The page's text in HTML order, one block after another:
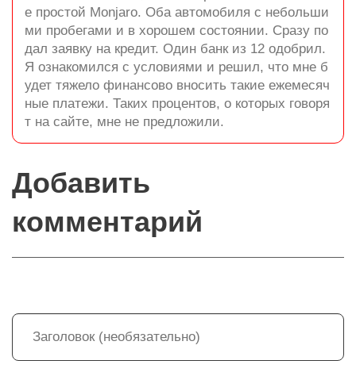
е простой Monjaro. Оба автомобиля с небольши
ми пробегами и в хорошем состоянии. Сразу по
дал заявку на кредит. Один банк из 12 одобрил.
Я ознакомился с условиями и решил, что мне б
удет тяжело финансово вносить такие ежемесяч
ные платежи. Таких процентов, о которых говоря
т на сайте, мне не предложили.
Добавить
комментарий